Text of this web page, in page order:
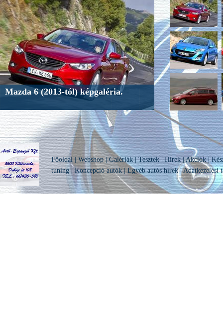
Mazda 6 (2013-tól) képgaléria.
Főoldal |Webshop|Galériák|Tesztek|Hírek|Akciók|
tuning|Koncepció autók| Egyéb autós hírek|Adatkezelési